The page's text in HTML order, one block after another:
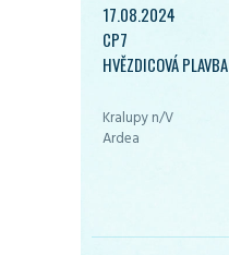
17.08.2024
CP7
HVĚZDICOVÁ PLAVBA
Kralupy n/V
Ardea